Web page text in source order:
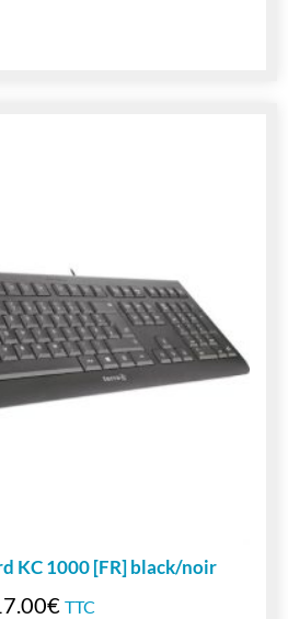
KC 1000 [FR] black/noir
€ TTC